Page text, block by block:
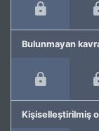
Bulunmayan
Kişiselleştirilmiş